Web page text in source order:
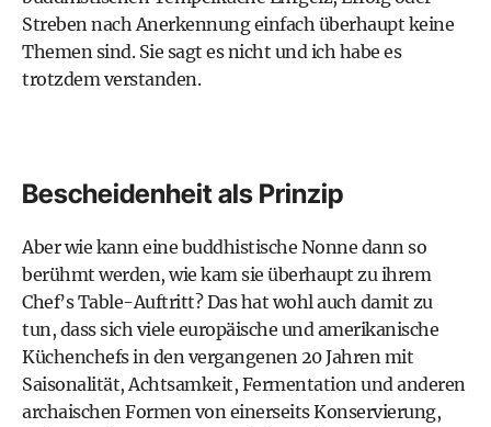
Streben nach Anerkennung einfach überhaupt keine
Themen sind. Sie sagt es nicht und ich habe es
trotzdem verstanden.
Bescheidenheit als Prinzip
Aber wie kann eine buddhistische Nonne dann so
berühmt werden, wie kam sie überhaupt zu ihrem
Chef’s Table-Auftritt? Das hat wohl auch damit zu
tun, dass sich viele europäische und amerikanische
Küchenchefs in den vergangenen 20 Jahren mit
Saisonalität, Achtsamkeit, Fermentation und anderen
archaischen Formen von einerseits Konservierung,